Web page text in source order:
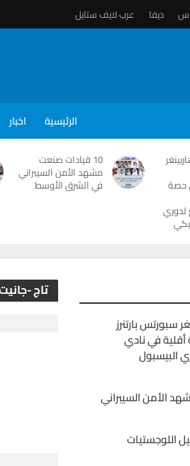
ديفا عرب لايف ستايل
الرئيسية اخبار
حصة
لدوري
10 قيادات صنعت
مشهد الأمن السيبراني
في الشرق الأوسط
تاج -
سبورتس بارتنرز
في نادي
البيسبول
الأمن السيبراني
اللوجستيات